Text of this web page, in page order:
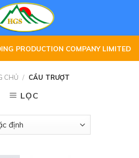
PRODUCTION COMPANY LIMITED
CHỦ / CẦU TRƯỢT
LỌC